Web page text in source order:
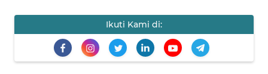
Ikuti Kami di:
INFO